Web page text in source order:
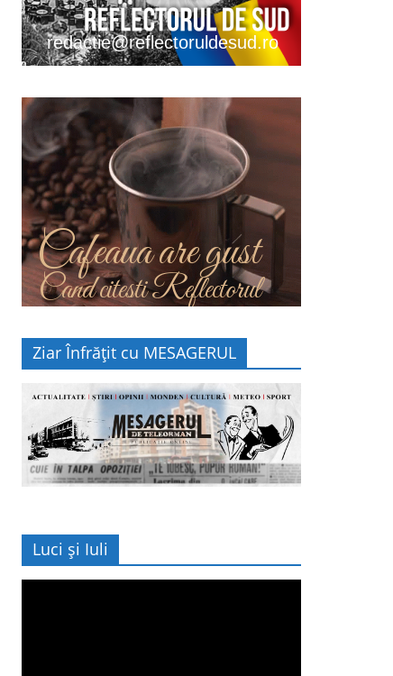
redactie@reflectoruldesud.ro
Cafeaua are gust
Cand citesti Reflectorul
Ziar Înfrățit cu MESAGERUL
Luci și Iuli